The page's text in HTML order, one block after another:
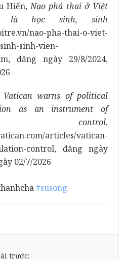
Hiến,Nạo phá thai ở Việt
là học sinh, sinh
nao-pha-thai-o-viet-
sinh-vien-
, đăng ngày 29/8/2024,
Vatican warns of political
as an instrument of
control,
articles/vatican-
control, đăng ngày
02/7/2026
#susong
trước: